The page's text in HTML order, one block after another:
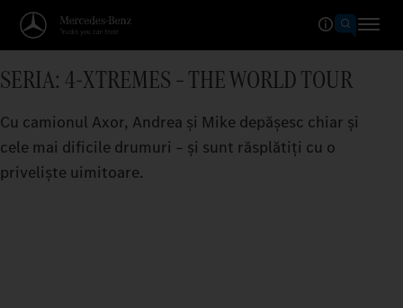
SERIA: 4-XTREMES – THE WORLD TOUR
Cu camionul Axor, Andrea și Mike depășesc chiar și
cele mai dificile drumuri – și sunt răsplătiți cu o
priveliște uimitoare.